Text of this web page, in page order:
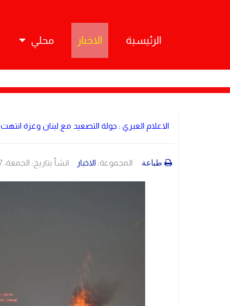
الرئيسية الاخبار محلي
الاعلام العبري : جولة التصعيد مع لبنان وغزة انتهت
المجموعة: الاخبار انشأ بتاريخ: الجمعة، 07 نيسان/أبريل 2023 20:24 طباعة